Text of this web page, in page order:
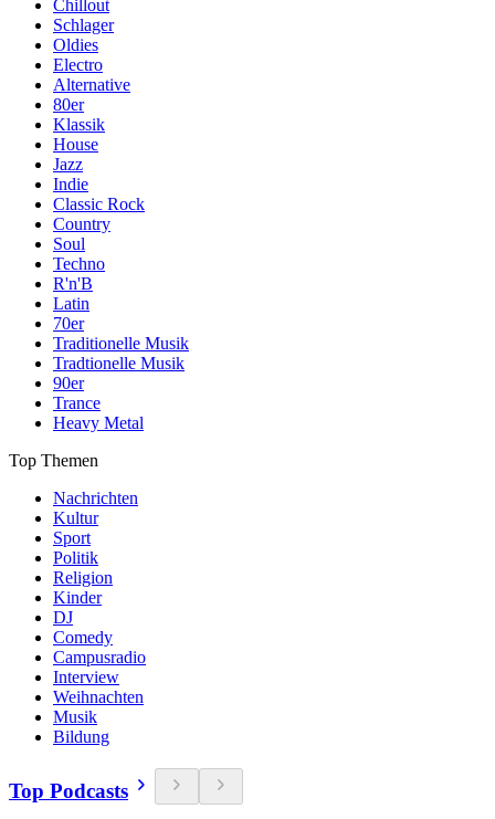
Chillout
Schlager
Oldies
Electro
Alternative
80er
Klassik
House
Jazz
Indie
Classic Rock
Country
Soul
Techno
R'n'B
Latin
70er
Traditionelle Musik
Tradtionelle Musik
90er
Trance
Heavy Metal
Top Themen
Nachrichten
Kultur
Sport
Politik
Religion
Kinder
DJ
Comedy
Campusradio
Interview
Weihnachten
Musik
Bildung
Top Podcasts